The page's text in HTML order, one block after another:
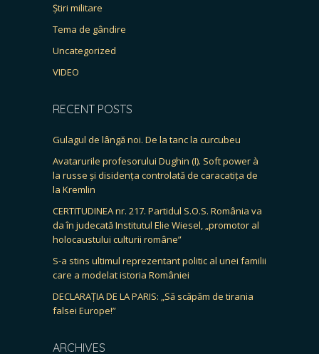
Știri militare
Tema de gândire
Uncategorized
VIDEO
RECENT POSTS
Gulagul de lângă noi. De la tanc la curcubeu
Avatarurile profesorului Dughin (I). Soft power à
la russe și disidența controlată de caracatița de
la Kremlin
CERTITUDINEA nr. 217. Partidul S.O.S. România va
da în judecată Institutul Elie Wiesel, „promotor al
holocaustului culturii române”
S-a stins ultimul reprezentant politic al unei familii
care a modelat istoria României
DECLARAȚIA DE LA PARIS: „Să scăpăm de tirania
falsei Europe!”
ARCHIVES